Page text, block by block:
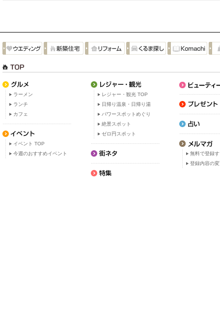
ラーメン
ランチ
カフェ
イベント TOP
今週のおすすめイベント
レジャー・観光 TOP
日帰り温泉・日帰り湯
パワースポットめぐり
絶景スポット
ゼロ円スポット
無料で登録
登録内容の